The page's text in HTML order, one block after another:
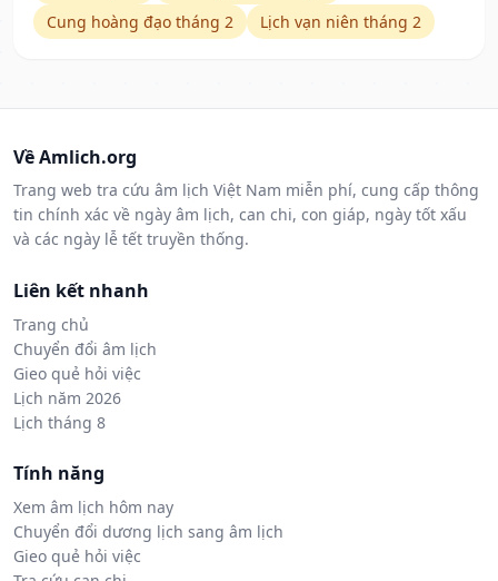
Cung hoàng đạo tháng 2
Lịch vạn niên tháng 2
Về Amlich.org
Trang web tra cứu âm lịch Việt Nam miễn phí, cung cấp thông
tin chính xác về ngày âm lịch, can chi, con giáp, ngày tốt xấu
và các ngày lễ tết truyền thống.
Liên kết nhanh
Trang chủ
Chuyển đổi âm lịch
Gieo quẻ hỏi việc
Lịch năm 2026
Lịch tháng 8
Tính năng
Xem âm lịch hôm nay
Chuyển đổi dương lịch sang âm lịch
Gieo quẻ hỏi việc